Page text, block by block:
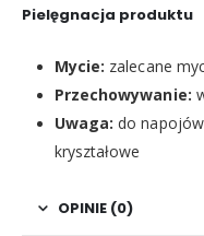
Pielęgnacja produktu
Mycie: zalecane
Przechowywanie:
Uwaga: do
kryształowe
OPINIE (0)